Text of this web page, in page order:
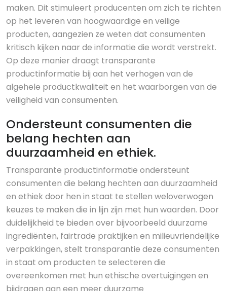
maken. Dit stimuleert producenten om zich te richten
op het leveren van hoogwaardige en veilige
producten, aangezien ze weten dat consumenten
kritisch kijken naar de informatie die wordt verstrekt.
Op deze manier draagt transparante
productinformatie bij aan het verhogen van de
algehele productkwaliteit en het waarborgen van de
veiligheid van consumenten.
Ondersteunt consumenten die
belang hechten aan
duurzaamheid en ethiek.
Transparante productinformatie ondersteunt
consumenten die belang hechten aan duurzaamheid
en ethiek door hen in staat te stellen weloverwogen
keuzes te maken die in lijn zijn met hun waarden. Door
duidelijkheid te bieden over bijvoorbeeld duurzame
ingrediënten, fairtrade praktijken en milieuvriendelijke
verpakkingen, stelt transparantie deze consumenten
in staat om producten te selecteren die
overeenkomen met hun ethische overtuigingen en